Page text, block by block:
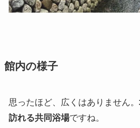
館内の様子
思ったほど、広くはありません。
訪れる共同浴場ですね。